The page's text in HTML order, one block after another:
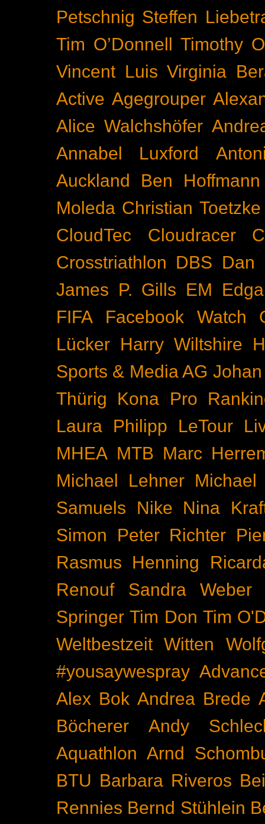
Petschnig Steffen
Tim O’Donnell Timothy
Vincent Luis Virginia
Active Agegrouper
Alice Walchshöfer
Annabel Luxford
Auckland
Ben Hoffmann
Moleda Christian Toetzke
CloudTec
Cloudracer
Crosstriathlon DBS Dan
James P. Gills EM
FIFA
Facebook Watch
Lücker Harry Wiltshire
Sports & Media AG
Thürig
Kona Pro
Laura Philipp
LeTour
MHEA MTB Marc
Michael Lehner Michael
Samuels
Nike
Nina
Simon
Peter Richter
Rasmus Henning
Renouf
Sandra Weber
Springer Tim Don Tim
Weltbestzeit Witten
#yousaywespray
Alex Bok Andrea Brede
Böcherer
Andy
Aquathlon Arnd
BTU Barbara Riveros
Rennies Bernd Stühlein